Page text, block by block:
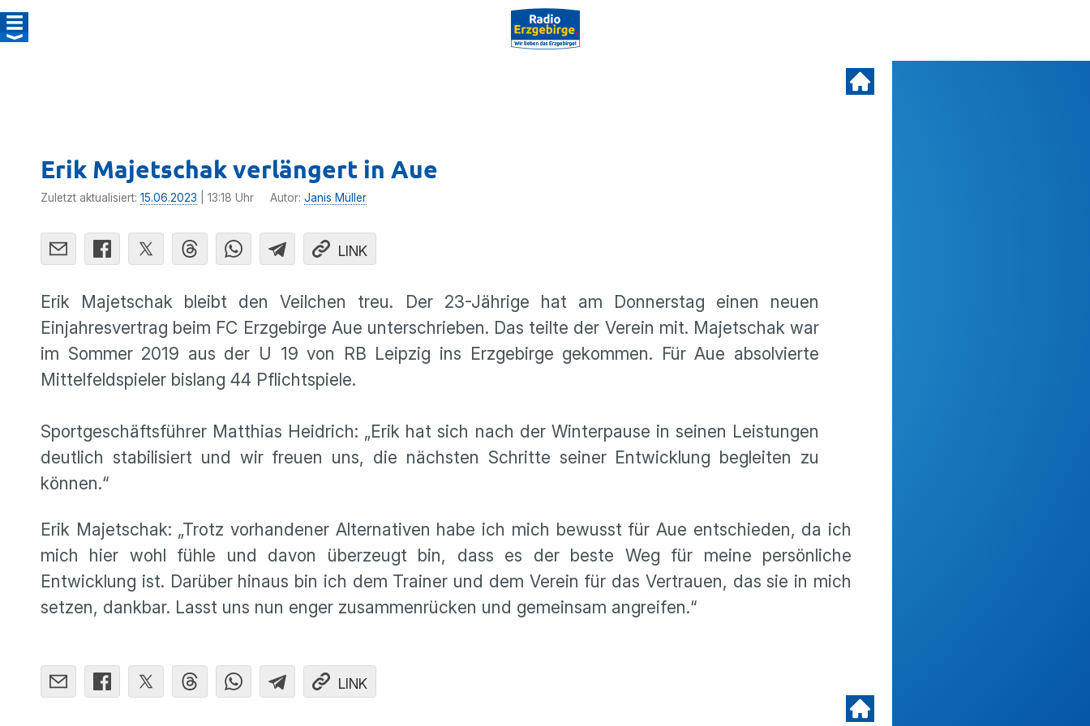
Erik Majetschak verlängert in Aue
Zuletzt aktualisiert: 15.06.2023 | 13:18 Uhr Autor: Janis Müller
LINK
Erik Majetschak bleibt den Veilchen treu. Der 23-Jährige hat am Donnerstag einen neuen
Einjahresvertrag beim FC Erzgebirge Aue unterschrieben. Das teilte der Verein mit. Majetschak war
im Sommer 2019 aus der U 19 von RB Leipzig ins Erzgebirge gekommen. Für Aue absolvierte
Mittelfeldspieler bislang 44 Pflichtspiele.
Sportgeschäftsführer Matthias Heidrich: „Erik hat sich nach der Winterpause in seinen Leistungen
deutlich stabilisiert und wir freuen uns, die nächsten Schritte seiner Entwicklung begleiten zu
können.“
Erik Majetschak: „Trotz vorhandener Alternativen habe ich mich bewusst für Aue entschieden, da ich
mich hier wohl fühle und davon überzeugt bin, dass es der beste Weg für meine persönliche
Entwicklung ist. Darüber hinaus bin ich dem Trainer und dem Verein für das Vertrauen, das sie in mich
setzen, dankbar. Lasst uns nun enger zusammenrücken und gemeinsam angreifen.“
LINK